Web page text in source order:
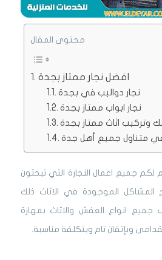
محتوى المقال
افضل نجار ممتاز بجدة
نجار دواليب في بجدة
نجار ابواب ممتاز بجدة
وتركيب اثاث ممتاز بجدة
في متناول جميع أهل جدة
لكم جميع اعمال النجارة التي تبحثون
المشاكل الموجودة في الاثاث ذلك
جميع انواع العفش والاثاث بمهارة
وبإتقان تام وبتكلفة مناسبة.